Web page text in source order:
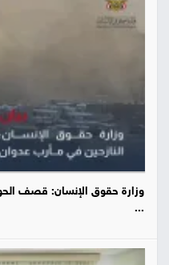
وزارة حقوق الإنسان: قصف
...